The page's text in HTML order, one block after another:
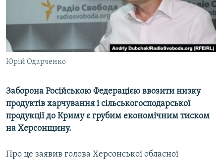
ВІДЕОУРОКИ «ELIFBE»
УКРАЇНСЬКА ПРОБЛЕМА КРИМУ
ІНФОГРАФІКА
Qırımtatar
ДОЛУЧАЙСЯ!
Усі сайти RFE/RL
Юрій Одарченко
Заборона Російською Федерацією ввозити низку
продуктів харчування і сільськогосподарської
продукції до Криму є грубим економічним тиском
на Херсонщину.
Про це заявив голова Херсонської обласної